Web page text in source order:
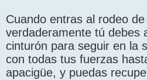
Cuando entras al rodeo de
verdaderamente tú debes
cinturón para seguir en la
con todas tus fuerzas
apacigüe, y puedas